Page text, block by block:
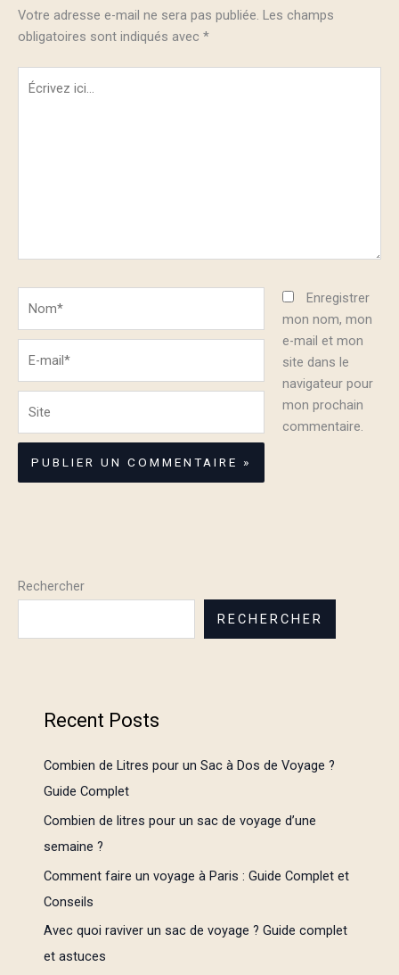
Votre adresse e-mail ne sera pas publiée. Les champs
obligatoires sont indiqués avec *
Écrivez
ici…
mail*
Enregistrer
mon nom, mon
e-mail et mon
site dans le
navigateur pour
mon prochain
commentaire.
Rechercher
RECHERCHER
Recent Posts
Combien de Litres pour un Sac à Dos de Voyage ?
Guide Complet
Combien de litres pour un sac de voyage d’une
semaine ?
Comment faire un voyage à Paris : Guide Complet et
Conseils
Avec quoi raviver un sac de voyage ? Guide complet
et astuces